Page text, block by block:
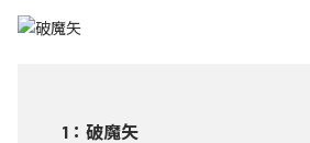
1 ： 破魔矢